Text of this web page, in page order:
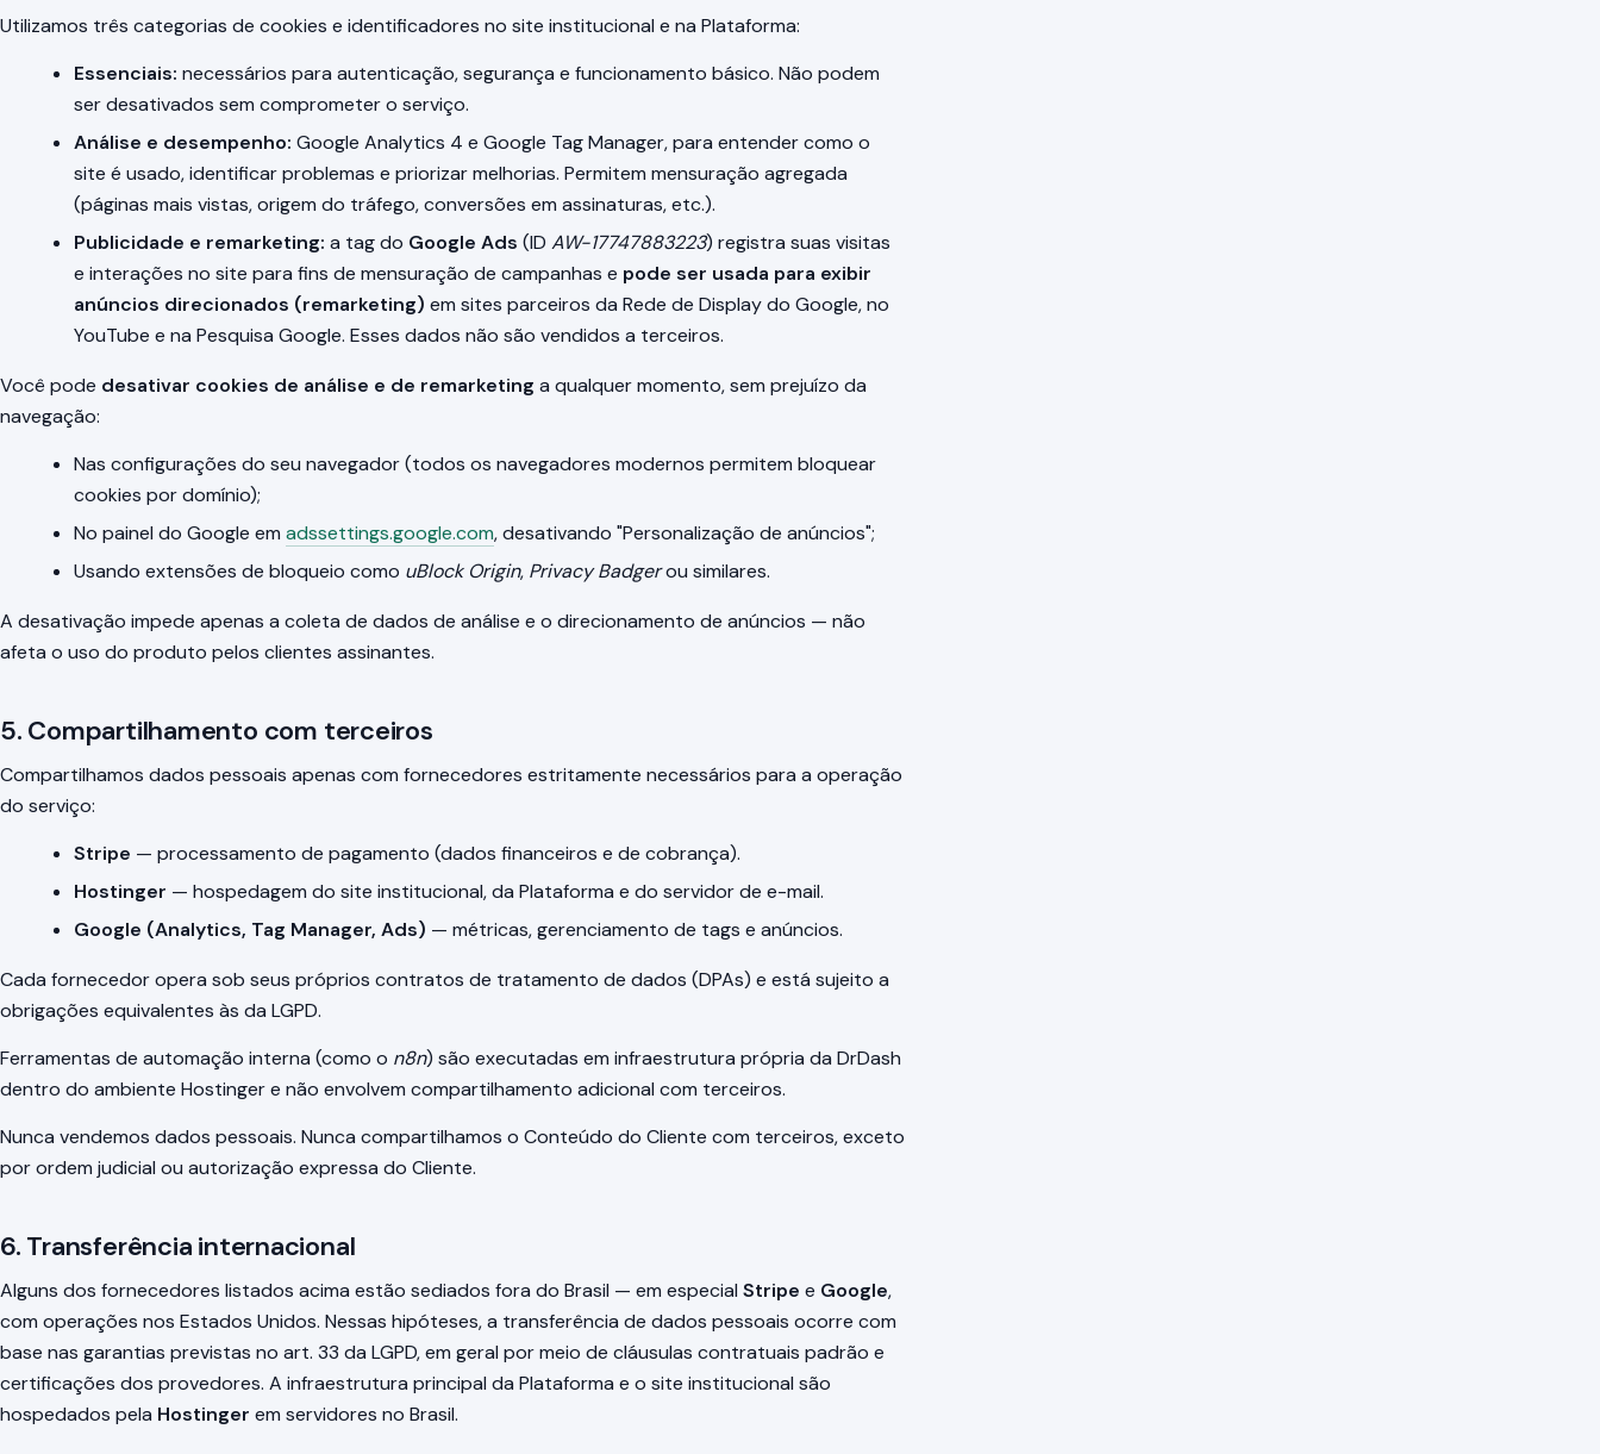
Utilizamos três categorias de cookies e identificadores no site institucional e na Plataforma:
Essenciais: necessários para autenticação, segurança e funcionamento básico. Não podem
ser desativados sem comprometer o serviço.
Análise e desempenho: Google Analytics 4 e Google Tag Manager, para entender como o
site é usado, identificar problemas e priorizar melhorias. Permitem mensuração agregada
(páginas mais vistas, origem do tráfego, conversões em assinaturas, etc.).
Publicidade e remarketing: a tag do Google Ads (ID AW-17747883223) registra suas visitas
e interações no site para fins de mensuração de campanhas e pode ser usada para exibir
anúncios direcionados (remarketing) em sites parceiros da Rede de Display do Google, no
YouTube e na Pesquisa Google. Esses dados não são vendidos a terceiros.
Você pode desativar cookies de análise e de remarketing a qualquer momento, sem prejuízo da
navegação:
Nas configurações do seu navegador (todos os navegadores modernos permitem bloquear
cookies por domínio);
No painel do Google em adssettings.google.com, desativando "Personalização de anúncios";
Usando extensões de bloqueio como uBlock Origin, Privacy Badgerou similares.
A desativação impede apenas a coleta de dados de análise e o direcionamento de anúncios — não
afeta o uso do produto pelos clientes assinantes.
5. Compartilhamento com terceiros
Compartilhamos dados pessoais apenas com fornecedores estritamente necessários para a operação
do serviço:
Stripe — processamento de pagamento (dados financeiros e de cobrança).
Hostinger — hospedagem do site institucional, da Plataforma e do servidor de e-mail.
Google (Analytics, Tag Manager, Ads) — métricas, gerenciamento de tags e anúncios.
Cada fornecedor opera sob seus próprios contratos de tratamento de dados (DPAs) e está sujeito a
obrigações equivalentes às da LGPD.
Ferramentas de automação interna (como o n8n) são executadas em infraestrutura própria da DrDash
dentro do ambiente Hostinger e não envolvem compartilhamento adicional com terceiros.
Nunca vendemos dados pessoais. Nunca compartilhamos o Conteúdo do Cliente com terceiros, exceto
por ordem judicial ou autorização expressa do Cliente.
6. Transferência internacional
Alguns dos fornecedores listados acima estão sediados fora do Brasil — em especial Stripe e Google,
com operações nos Estados Unidos. Nessas hipóteses, a transferência de dados pessoais ocorre com
base nas garantias previstas no art. 33 da LGPD, em geral por meio de cláusulas contratuais padrão e
certificações dos provedores. A infraestrutura principal da Plataforma e o site institucional são
hospedados pela Hostinger em servidores no Brasil.